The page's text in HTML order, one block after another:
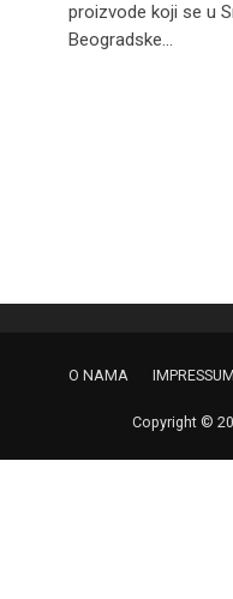
proizvode koji se u
Beogradske...
O NAMA IMPRESSUM
Copyright ©